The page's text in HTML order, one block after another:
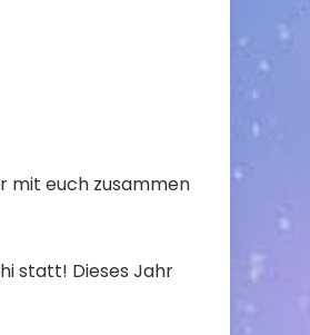
mit euch zusammen
statt! Dieses Jahr